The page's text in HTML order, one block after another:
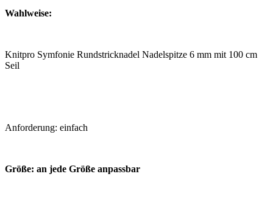
Wahlweise:
Knitpro Symfonie Rundstricknadel Nadelspitze 6 mm mit 100 cm
Seil
Anforderung: einfach
Größe: an jede Größe anpassbar